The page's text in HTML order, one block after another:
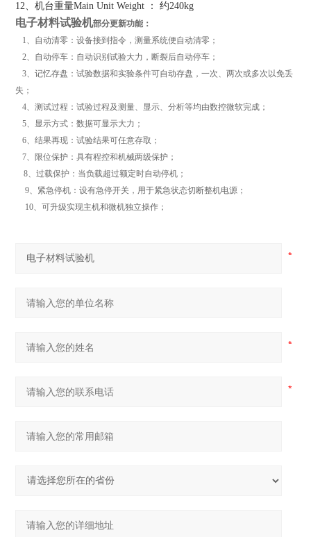
12、机台重量Main Unit Weight ： 约240kg
电子材料试验机部分更新功能：
1、自动清零：设备接到指令，测量系统便自动清零；
2、自动停车：自动识别试验大力，断裂后自动停车；
3、记忆存盘：试验数据和实验条件可自动存盘，一次、两次或多次以免丢
失；
4、测试过程：试验过程及测量、显示、分析等均由数控微软完成；
5、显示方式：数据可显示大力；
6、结果再现：试验结果可任意存取；
7、限位保护：具有程控和机械两级保护；
8、过载保护：当负载超过额定时自动停机；
9、紧急停机：设有急停开关，用于紧急状态切断整机电源；
10、可升级实现主机和微机独立操作；